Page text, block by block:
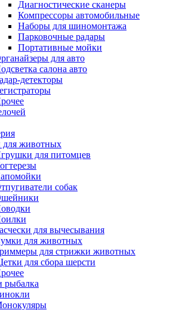
Диагностические сканеры
Компрессоры автомобильные
Наборы для шиномонтажа
Парковочные радары
Портативные мойки
для авто
салона авто
детекторы
для животных
для питомцев
собак
для вычесывания
для животных
для стрижки животных
для сбора шерсти
рыбалка